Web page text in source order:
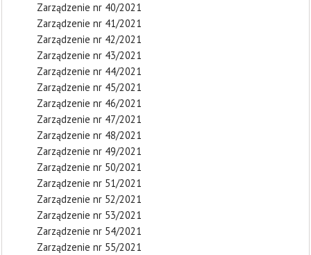
Zarządzenie nr 40/2021
Zarządzenie nr 41/2021
Zarządzenie nr 42/2021
Zarządzenie nr 43/2021
Zarządzenie nr 44/2021
Zarządzenie nr 45/2021
Zarządzenie nr 46/2021
Zarządzenie nr 47/2021
Zarządzenie nr 48/2021
Zarządzenie nr 49/2021
Zarządzenie nr 50/2021
Zarządzenie nr 51/2021
Zarządzenie nr 52/2021
Zarządzenie nr 53/2021
Zarządzenie nr 54/2021
Zarządzenie nr 55/2021